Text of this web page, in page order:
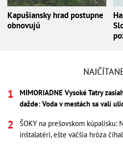
Kapušiansky hrad postupne
obnovujú
MIMORIADNE Vysoké Tatry
dažde: Voda v mestách sa valí
ŠOKY na prešovskom kúpalisku:
inštalatéri, ešte väčšia hrôza